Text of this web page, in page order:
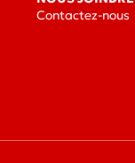
Contactez-nous